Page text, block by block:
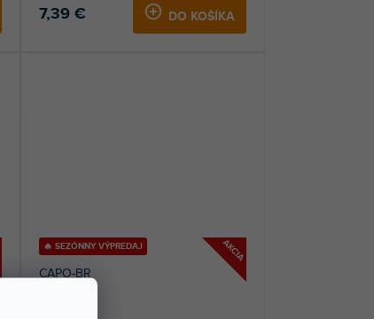
7,39 € DO KOŠÍKA
AKCIA
🔥 SEZÓNNY VÝPREDAJ
CAPO-BR